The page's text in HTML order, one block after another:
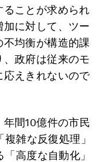
ことが求められ
に対して、ツー
均衡が構造的課
政府は従来のモ
応えきれないので
年間10億件の市民
雑な反復処理」
高度な自動化」